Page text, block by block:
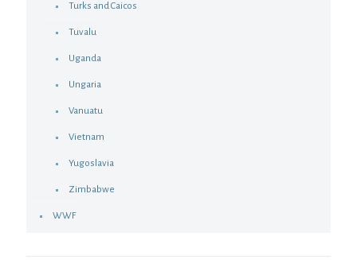
Turks and Caicos
Tuvalu
Uganda
Ungaria
Vanuatu
Vietnam
Yugoslavia
Zimbabwe
WWF